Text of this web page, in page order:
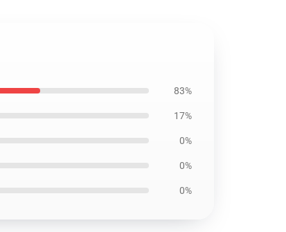
83%
17%
0%
0%
0%